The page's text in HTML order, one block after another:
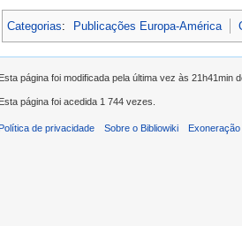
Categorias: Publicações Europa-América
Esta página foi modificada pela última vez às 21h41min
Esta página foi acedida 1 744 vezes.
de privacidade Sobre o Bibliowiki